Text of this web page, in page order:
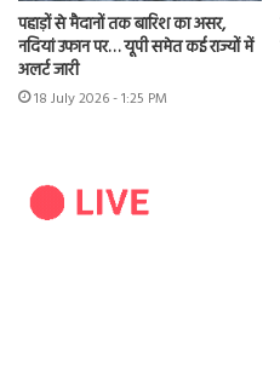
पहाड़ों से मैदानों तक बारिश का असर,
नदियां उफान पर… यूपी समेत कई राज्यों में
अलर्ट जारी
18 July 2026 - 1:25 PM